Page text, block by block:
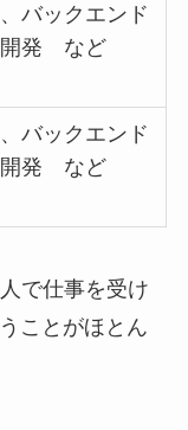
バックエンド
開発 など
バックエンド
開発 など
で仕事を受け
ことがほとん